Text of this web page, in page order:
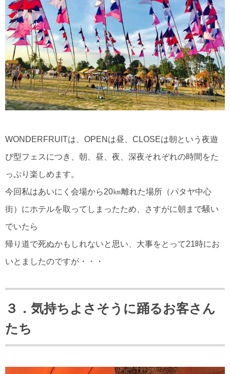
WONDERFRUITは、OPENは昼、CLOSEは朝という夜遊
び型フェスにつき、朝、昼、夜、深夜それぞれの時間をた
っぷり楽しめます。
今回私はあいにく会場から20㎞離れた場所（パタヤ中心
街）にホテルを取ってしまったため、さすがに朝まで騒い
でいたら
帰り道で死ぬかもしれないと思い、大事をとって21時にお
いとましたのですが・・・
３．気持ちよさそうに踊るお客さん
たち